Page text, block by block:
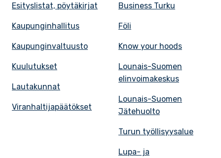
Esityslistat, pöytäkirjat
Kaupunginhallitus
Kaupunginvaltuusto
Kuulutukset
Lautakunnat
Viranhaltijapäätökset
Business Turku
Föli
Know your hoods
Lounais-Suomen
elinvoimakeskus
Lounais-Suomen
Jätehuolto
Turun työllisyysalue
Lupa- ja